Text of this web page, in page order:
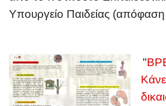
Υπουργείο Παιδείας (απόφαση
"